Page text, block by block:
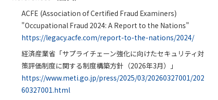
ACFE (Association of Certified Fraud Examiners)
"Occupational Fraud 2024: A Report to the Nations"
https://legacy.acfe.com/report-to-the-nations/2024/
経済産業省「サプライチェーン強化に向けたセキュリティ対
策評価制度に関する制度構築方針（2026年3月）」
https://www.meti.go.jp/press/2025/03/20260327001/202
60327001.html